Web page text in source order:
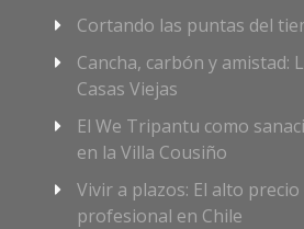
Cortando las puntas del
Cancha, carbón y amistad:
Casas Viejas
El We Tripantu como
en la Villa Cousiño
Vivir a plazos: El alto precio
profesional en Chile